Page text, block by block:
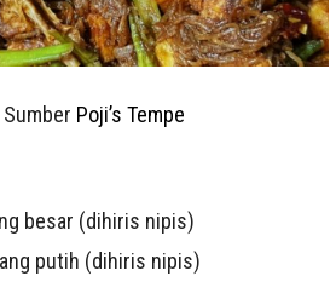
Poji’s Tempe
besar (dihiris nipis)
putih (dihiris nipis)